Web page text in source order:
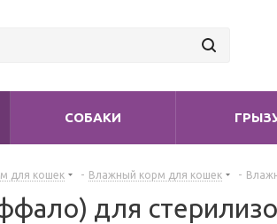
СОБАКИ
для кошек - Влажный корм для кошек -
для